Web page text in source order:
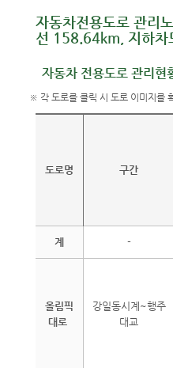
자동차전용도로 관리
선 158.64km, 지하차
자동차 전용도로 관리현
※ 각 도로를 클릭 시 도로 이미지를
도로명 구간
계 -
올림픽
대로
강일동시계~행주
대교